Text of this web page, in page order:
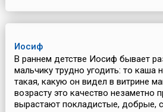
Иосиф
В раннем детстве Иосиф бывает
мальчику трудно угодить: то каша
такая, какую он видел в витрине
возрасту это качество незаметно
вырастают покладистые, добрые,